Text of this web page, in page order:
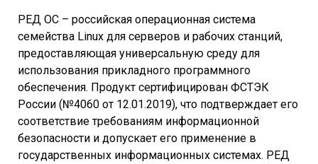
РЕД ОС – российская операционная система
семейства Linux для серверов и рабочих станций,
предоставляющая универсальную среду для
использования прикладного программного
обеспечения. Продукт сертифицирован ФСТЭК
России (№4060 от 12.01.2019), что подтверждает его
соответствие требованиям информационной
безопасности и допускает его применение в
государственных информационных системах. РЕД